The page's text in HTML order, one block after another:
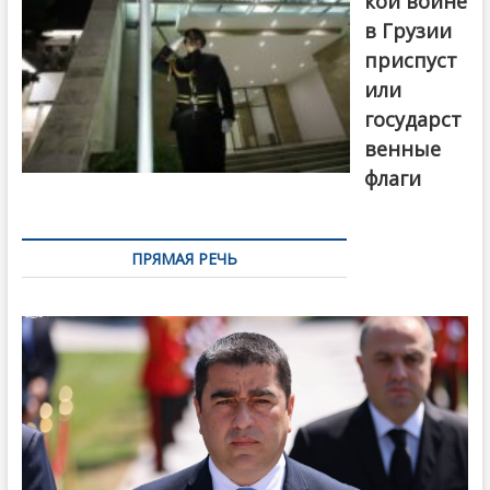
в Грузии
приспуст
или
государст
венные
флаги
ПРЯМАЯ РЕЧЬ